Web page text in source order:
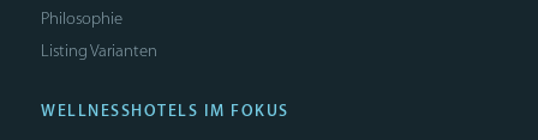
Philosophie
Listing Varianten
WELLNESSHOTELS IM FOKUS